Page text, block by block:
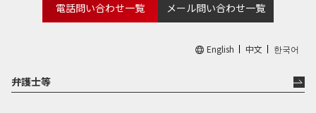
電話問い合わせ一覧 メール問い合わせ一覧
English 中文 한국어
弁護士等